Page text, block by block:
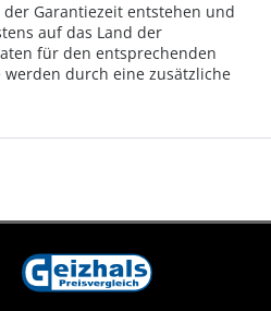
Garantiezeit entstehen und
auf das Land der
für den entsprechenden
werden durch eine zusätzliche